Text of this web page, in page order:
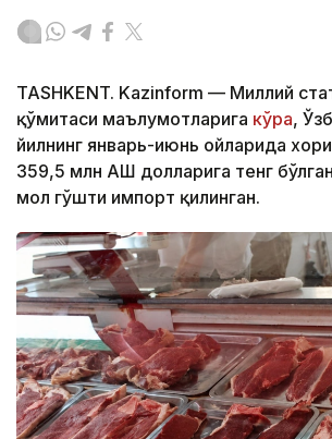
TASHKENT. Kazinform — Миллий
қўмитаси маълумотларига кўра,
йилнинг январь-июнь ойларида
359,5 млн АҚШ долларига тенг
мол гўшти импорт қилинган.